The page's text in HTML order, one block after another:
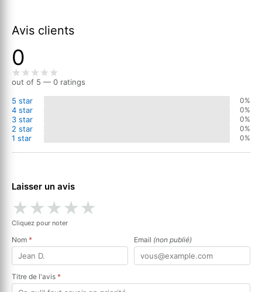
Avis clients
0
out of 5 — 0 ratings
5 star
0%
4 star 0%
3 star 0%
2 star 0%
1 star 0%
Laisser un avis
★★★★★
Cliquez pour noter
Nom * Email (non publié)
Titre de l'avis *